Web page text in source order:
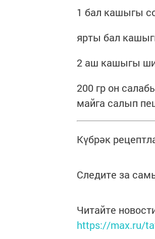
1 бал кашыгы
ярты бал
2 аш кашыгы
200 гр он
майга салып
Күбрәк
Следите за
Читайте
https://max.ru/